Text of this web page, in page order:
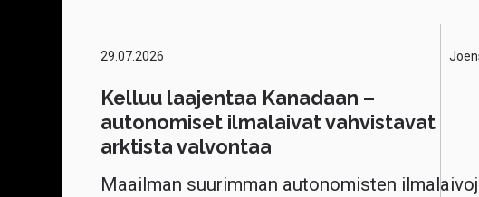
29.07.2026
Kelluu laajentaa Kanadaan –
autonomiset ilmalaivat vahvistavat
arktista valvontaa
Maailman suurimman autonomisten